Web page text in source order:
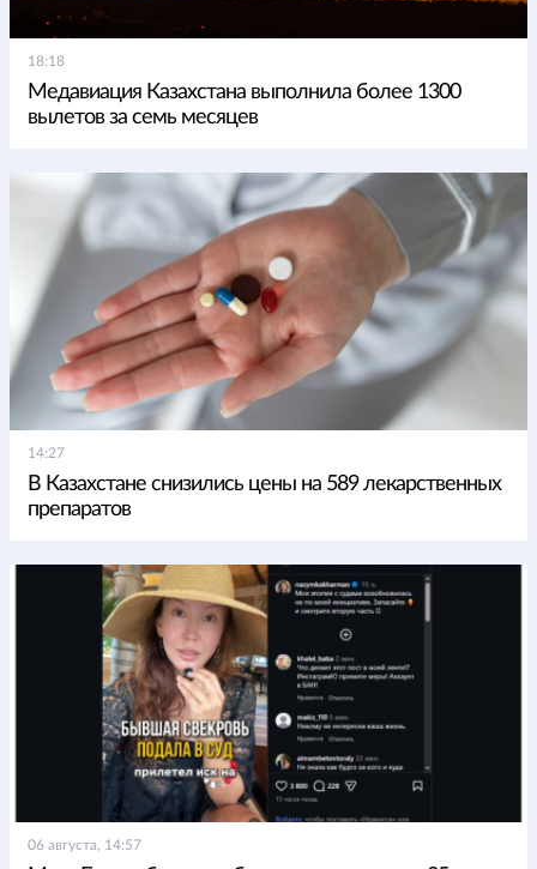
18:18
Медавиация Казахстана выполнила более 1300
вылетов за семь месяцев
14:27
В Казахстане снизились цены на 589 лекарственных
препаратов
06 августа, 14:57